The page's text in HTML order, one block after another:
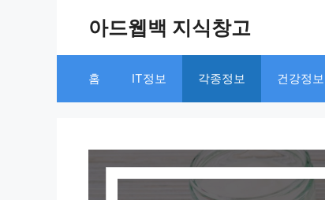
아드웹백 지식창고
홈 IT정보 각종정보 건강정보